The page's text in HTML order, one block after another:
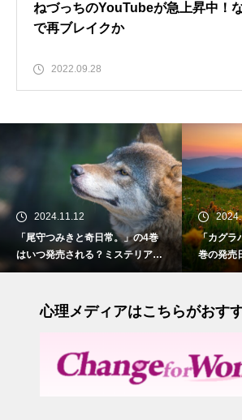
ねづっちのYouTubeが急上昇中！
で再ブレイクか
2022.09.28
つみきと奇日常。」の4巻
発売される？ミステリアス
の少女との物語
2024.11.07
「カグラバチ」の
巻の発売日は？ス
も紹介
心理メディアはこちらがおす